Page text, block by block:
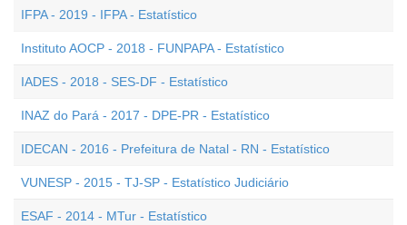
IFPA - 2019 - IFPA - Estatístico
Instituto AOCP - 2018 - FUNPAPA - Estatístico
IADES - 2018 - SES-DF - Estatístico
INAZ do Pará - 2017 - DPE-PR - Estatístico
IDECAN - 2016 - Prefeitura de Natal - RN - Estatístico
VUNESP - 2015 - TJ-SP - Estatístico Judiciário
ESAF - 2014 - MTur - Estatístico